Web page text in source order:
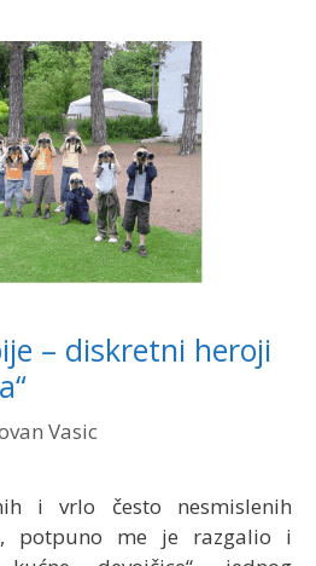
– diskretni heroji
Vasic
i vrlo često nesmislenih
potpuno me je razgalio i